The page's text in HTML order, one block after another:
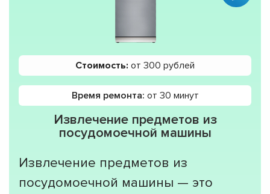
Извлечение предметов из
посудомоечной машины
Извлечение предметов из
посудомоечной машины — это
Стоимость: от 300 рублей
Время ремонта: от 30 минут